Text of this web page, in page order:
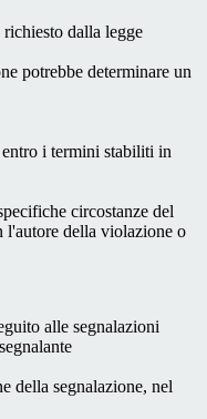
dalla legge
potrebbe determinare un
entro i termini stabiliti in
circostanze del
l'autore della violazione o
alle segnalazioni
della segnalazione, nel